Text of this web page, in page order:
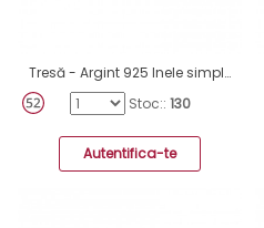
Tresă - Argint 925 Inele simple A4S37191
Stoc:: 130
Autentifica-te